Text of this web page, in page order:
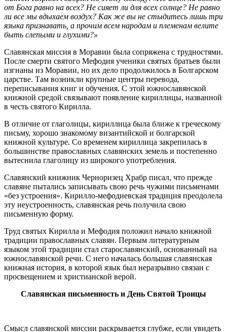
от Бога равно на всех? Не сияет ли для всех солнце? Не равно
ли все мы вдыхаем воздух? Как же вы не стыдитесь лишь три
языка признавать, а прочим всем народам и племенам велите
быть слепыми и глухими?»
Славянская миссия в Моравии была сопряжена с трудностями.
После смерти святого Мефодия ученики святых братьев были
изгнаны из Моравии, но их дело продолжилось в Болгарском
царстве. Там возникли крупные центры перевода,
переписывания книг и обучения. С этой южнославянской
книжной средой связывают появление кириллицы, названной
в честь святого Кирилла.
В отличие от глаголицы, кириллица была ближе к греческому
письму, хорошо знакомому византийской и болгарской
книжной культуре. Со временем кириллица закрепилась в
большинстве православных славянских земель и постепенно
вытеснила глаголицу из широкого употребления.
Славянский книжник Черноризец Храбр писал, что прежде
славяне пытались записывать свою речь чужими письменами
«без устроения». Кирилло-мефодиевская традиция преодолела
эту неустроенность, славянская речь получила свою
письменную форму.
Труд святых Кирилла и Мефодия положил начало книжной
традиции православных славян. Первым литературным
языком этой традиции стал старославянский, основанный на
южнославянской речи. С него началась большая славянская
книжная история, в которой язык был неразрывно связан с
просвещением и христианской верой.
Славянская письменность и День Святой Троицы
Смысл славянской миссии раскрывается глубже, если увидеть